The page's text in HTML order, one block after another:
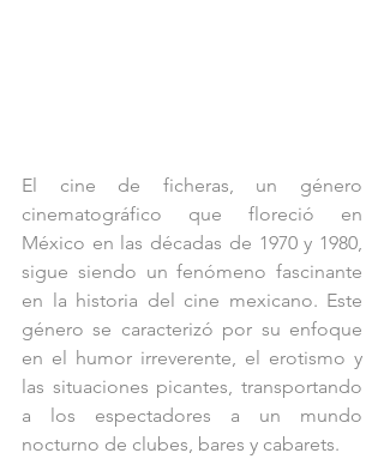
El cine de ficheras, un género
cinematográfico que floreció en
México en las décadas de 1970 y 1980,
sigue siendo un fenómeno fascinante
en la historia del cine mexicano. Este
género se caracterizó por su enfoque
en el humor irreverente, el erotismo y
las situaciones picantes, transportando
a los espectadores a un mundo
nocturno de clubes, bares y cabarets.